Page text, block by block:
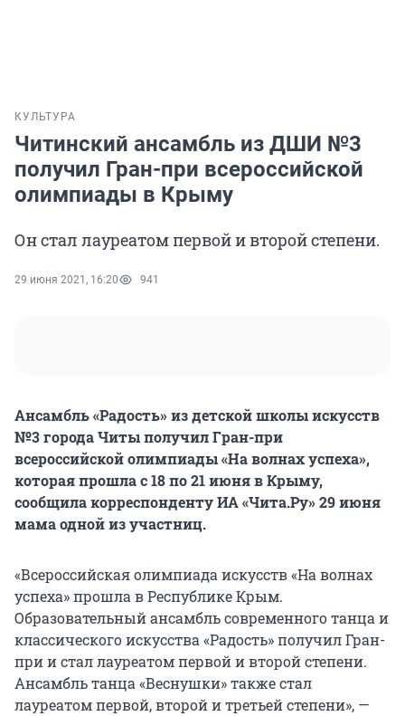
КУЛЬТУРА
Читинский ансамбль из ДШИ №3
получил Гран-при всероссийской
олимпиады в Крыму
Он стал лауреатом первой и второй степени.
29 июня 2021, 16:20 941
Ансамбль «Радость» из детской школы искусств
№3 города Читы получил Гран-при
всероссийской олимпиады «На волнах успеха»,
которая прошла с 18 по 21 июня в Крыму,
сообщила корреспонденту ИА «Чита.Ру» 29 июня
мама одной из участниц.
«Всероссийская олимпиада искусств «На волнах
успеха» прошла в Республике Крым.
Образовательный ансамбль современного танца и
классического искусства «Радость» получил Гран-
при и стал лауреатом первой и второй степени.
Ансамбль танца «Веснушки» также стал
лауреатом первой, второй и третьей степени», —